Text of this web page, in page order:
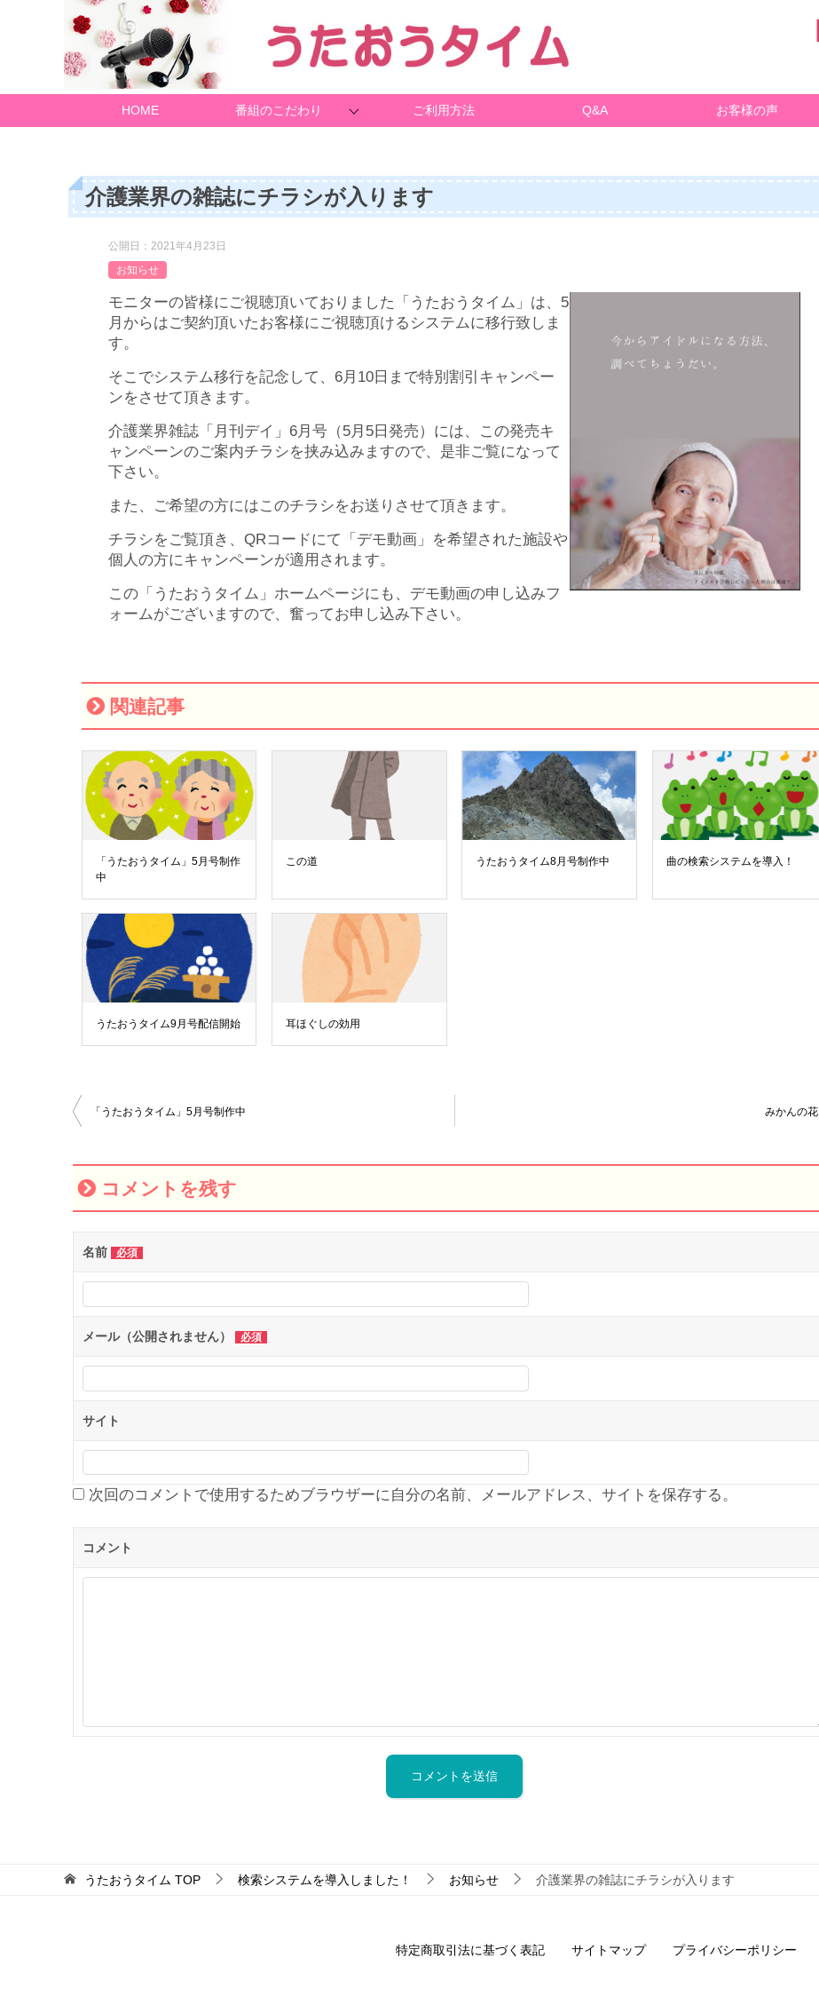
HOME 番組のこだわり ご利用方法 Q&A お客様の声
介護業界の雑誌にチラシが入ります
公開日： 2021年4月23日
お知らせ
モニターの皆様にご視聴頂いておりました「うたおうタイム」は、5
月からはご契約頂いたお客様にご視聴頂けるシステムに移行致しま
す。
そこでシステム移行を記念して、6月10日まで特別割引キャンペー
ンをさせて頂きます。
介護業界雑誌「月刊デイ」6月号（5月5日発売）には、この発売キ
ャンペーンのご案内チラシを挟み込みますので、是非ご覧になって
下さい。
また、ご希望の方にはこのチラシをお送りさせて頂きます。
チラシをご覧頂き、QRコードにて「デモ動画」を希望された施設や
個人の方にキャンペーンが適用されます。
この「うたおうタイム」ホームページにも、デモ動画の申し込みフ
ォームがございますので、奮ってお申し込み下さい。
関連記事
「うたおうタイム」5月号制作
中
この道 うたおうタイム8月号制作中 曲の検索システムを導入！
うたおうタイム9月号配信開始 耳ほぐしの効用
投
ナ
ビ
ー
「うたおうタイム」5月号制作中 みかんの花
コメントを残す
名前 必須
メール（公開されません） 必須
サイト
次回のコメントで使用するためブラウザーに自分の名前、メールアドレス、サイトを保存する。
コメント
うたおうタイム TOP 検索システムを導入しました！ お知らせ 介護業界の雑誌にチラシが入ります
特定商取引法に基づく表記 サイトマップ プライバシーポリシー